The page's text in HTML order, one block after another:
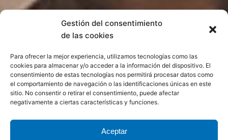
Gestión del consentimiento
de las cookies
Para ofrecer la mejor experiencia, utilizamos tecnologías como las
cookies para almacenar y/o acceder a la información del dispositivo. El
consentimiento de estas tecnologías nos permitirá procesar datos como
el comportamiento de navegación o las identificaciones únicas en este
sitio. No consentir o retirar el consentimiento, puede afectar
negativamente a ciertas características y funciones.
Aceptar